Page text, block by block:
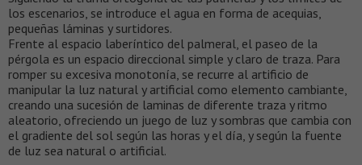
los escenarios, se introduce el agua en forma de acequias,
pequeñas láminas y surtidores.
Frente al espacio laberíntico del palmeral, el paseo de la
pérgola es un espacio direccional simple y claro de traza. Para
romper su excesiva monotonía, se recurre al artificio de
manipular la luz natural y artificial como elemento cambiante,
creando una sucesión de laminas de diferente traza y ritmo
aleatorio, ofreciendo un juego de luz y sombras que cambia con
el gradiente del sol según las horas y el día, y según la fuente
de luz sea natural o artificial.